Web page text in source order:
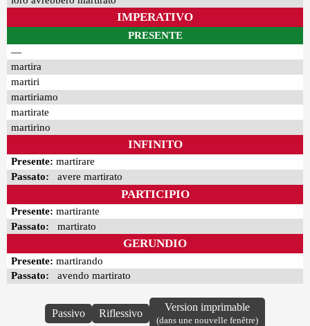
IMPERATIVO
PRESENTE
—
martira
martiri
martiriamo
martirate
martirino
INFINITO
Presente: martirare
Passato: avere martirato
PARTICIPIO
Presente: martirante
Passato: martirato
GERUNDIO
Presente: martirando
Passato: avendo martirato
Passivo Riflessivo
Version imprimable
(dans une nouvelle fenêtre)